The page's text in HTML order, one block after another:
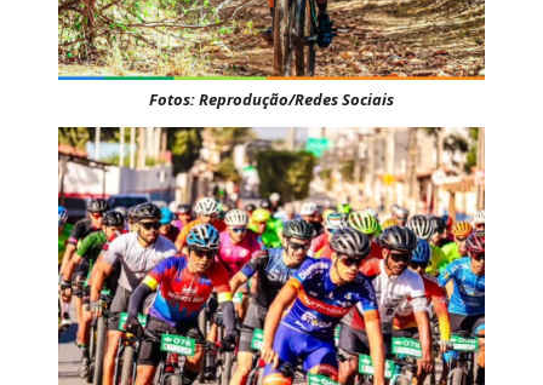
Fotos: Reprodução/Redes Sociais